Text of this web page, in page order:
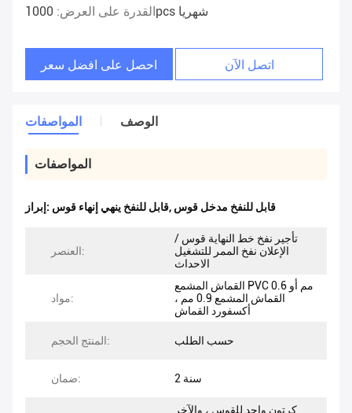
القدرة على العرض: 1000pcs شهريا
احصل على افضل سعر اتصل الآن
المواصفات الوصف
المواصفات
إبراز: قابل للنفخ ينهي إنهاء قوس, قابل للنفخ مدخل قوس
العنصر:
تأجير نفخ خط النهاية قوس /
الإعلان نفخ الممر للتشغيل
الاحداث
مواد:
القماش المشمع PVC 0.6 مم أو
القماش المشمع 0.9 مم ،
أكسفورد القماش
المنتج الحجم: حسب الطلب
ضمان: 2 سنة
كرتون واحد للقوس ، والآخر